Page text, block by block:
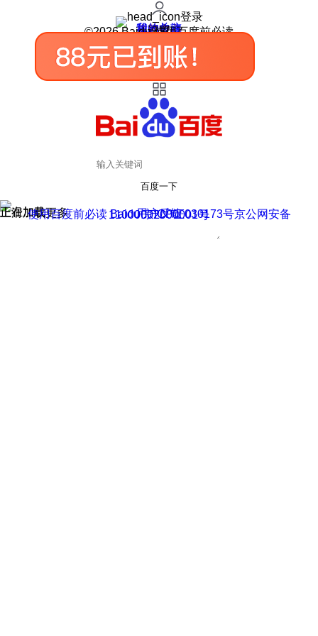
登录
我的关注
我的收藏
皮肤中心
用户反馈
设置
©2026 Baidu 使用百度前必读
百度一下
正在加载
上滑加载更多 用户反馈
使用百度前必读 Baidu 京ICP证030173号
京公网安备11000002000001号